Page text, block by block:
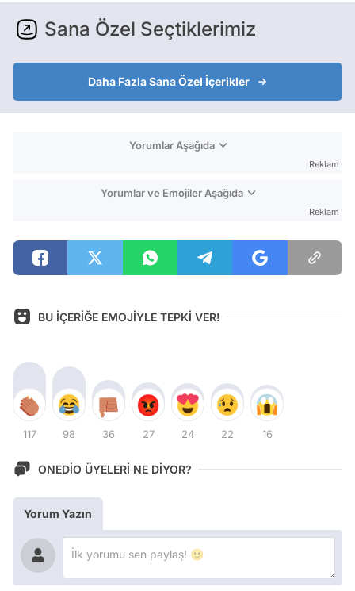
Sana Özel Seçtiklerimiz
Daha Fazla Sana Özel İçerikler
Yorumlar Aşağıda
Reklam
Yorumlar ve Emojiler Aşağıda
Reklam
BU İÇERİĞE EMOJİYLE TEPKİ VER!
117 98 36 27 24 22 16
ONEDİO ÜYELERİ NE DİYOR?
Yorum Yazın